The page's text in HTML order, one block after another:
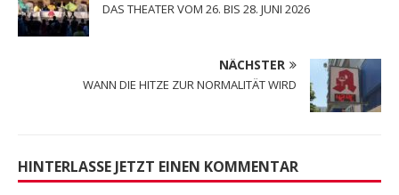
DAS THEATER VOM 26. BIS 28. JUNI 2026
NÄCHSTER
WANN DIE HITZE ZUR NORMALITÄT WIRD
HINTERLASSE JETZT EINEN KOMMENTAR